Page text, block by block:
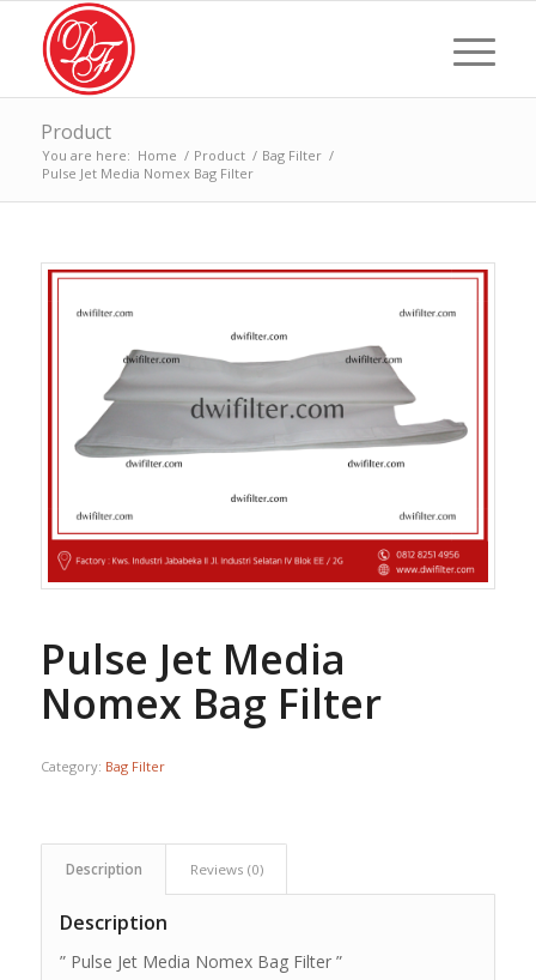
Product
You are here: Home / Product / Bag Filter /
Pulse Jet Media Nomex Bag Filter
Pulse Jet Media
Nomex Bag Filter
Category: Bag Filter
Description Reviews (0)
Description
” Pulse Jet Media Nomex Bag Filter ”